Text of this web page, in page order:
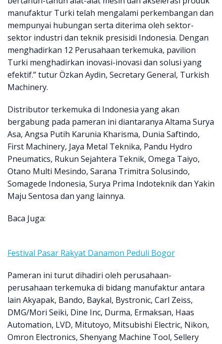
manufaktur Turki telah mengalami perkembangan dan
mempunyai hubungan serta diterima oleh sektor-
sektor industri dan teknik presisidi Indonesia. Dengan
menghadirkan 12 Perusahaan terkemuka, pavilion
Turki menghadirkan inovasi-inovasi dan solusi yang
efektif.” tutur Özkan Aydin, Secretary General, Turkish
Machinery.
Distributor terkemuka di Indonesia yang akan
bergabung pada pameran ini diantaranya Altama Surya
Asa, Angsa Putih Karunia Kharisma, Dunia Saftindo,
First Machinery, Jaya Metal Teknika, Pandu Hydro
Pneumatics, Rukun Sejahtera Teknik, Omega Taiyo,
Otano Multi Mesindo, Sarana Trimitra Solusindo,
Somagede Indonesia, Surya Prima Indoteknik dan Yakin
Maju Sentosa dan yang lainnya.
Baca Juga:
Festival Pasar Rakyat Danamon Peduli Bogor
Pameran ini turut dihadiri oleh perusahaan-
perusahaan terkemuka di bidang manufaktur antara
lain Akyapak, Bando, Baykal, Bystronic, Carl Zeiss,
DMG/Mori Seiki, Dine Inc, Durma, Ermaksan, Haas
Automation, LVD, Mitutoyo, Mitsubishi Electric, Nikon,
Omron Electronics, Shenyang Machine Tool, Sellery